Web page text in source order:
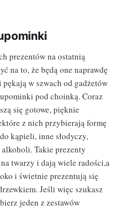
prezentów na ostatnią
na to, że będą one naprawdę
w szwach od gadżetów
pod choinką. Coraz
się gotowe, pięknie
z nich przybierają formę
kąpieli, inne słodyczy,
Takie prezenty
twarzy i dają wiele radości,a
i świetnie prezentują się
Jeśli więc szukasz
jeden z zestawów